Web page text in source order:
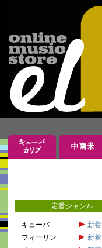
定番ジャンル
キューバ 新着
フィーリン
新着